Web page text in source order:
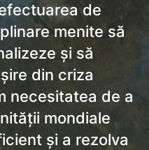
de
menite să
și să
din criza
necesitatea de a
mondiale
și a rezolva